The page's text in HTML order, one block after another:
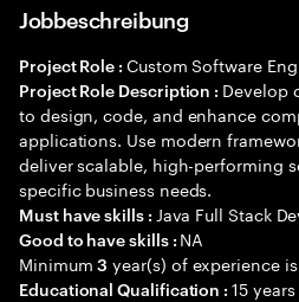
Jobbeschreibung
Project Role : Custom Software
Project Role Description : Develop
to design, code, and enhance
applications. Use modern
deliver scalable, high-performing
specific business needs.
Must have skills : Java Full Stack
Good to have skills : NA
Minimum3 year(s) of experience
Educational Qualification :15